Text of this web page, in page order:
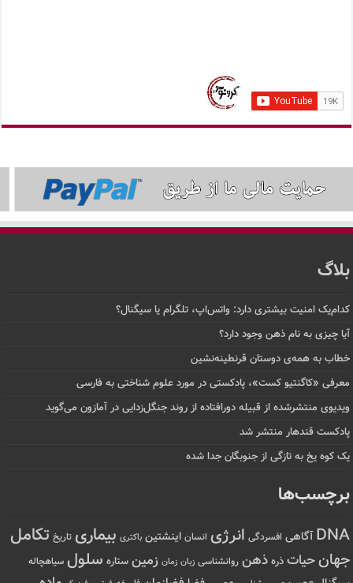
بلاگ
کدام‌یک امنیت بیشتری دارد: واتس‌اپ، تلگرام یا سیگنال؟
آیا چیزی به نام ذهن وجود دارد؟
خطاب به همه‌ی دوستان قرنطینه‌نشین
معرفی «کاگنتیو کست»، پادکستی در مورد علوم شناختی به فارسی
ویدیوی منتشرشده از قبیله دورافتاده‌ از روند جنگل‌زدایی در آمازون می‌گوید
پادکست قندهار منتشر شد
یک کوه یخ به تازگی از جنوبگان جدا شده
برچسب‌ها
DNA آگاهی افسردگی انرژی انسان اینشتین باکتری بیماری تاریخ تکامل
جهانحیات ذره ذهن روانشناسی زبان زمان زمین ستاره سلول سیاهچاله